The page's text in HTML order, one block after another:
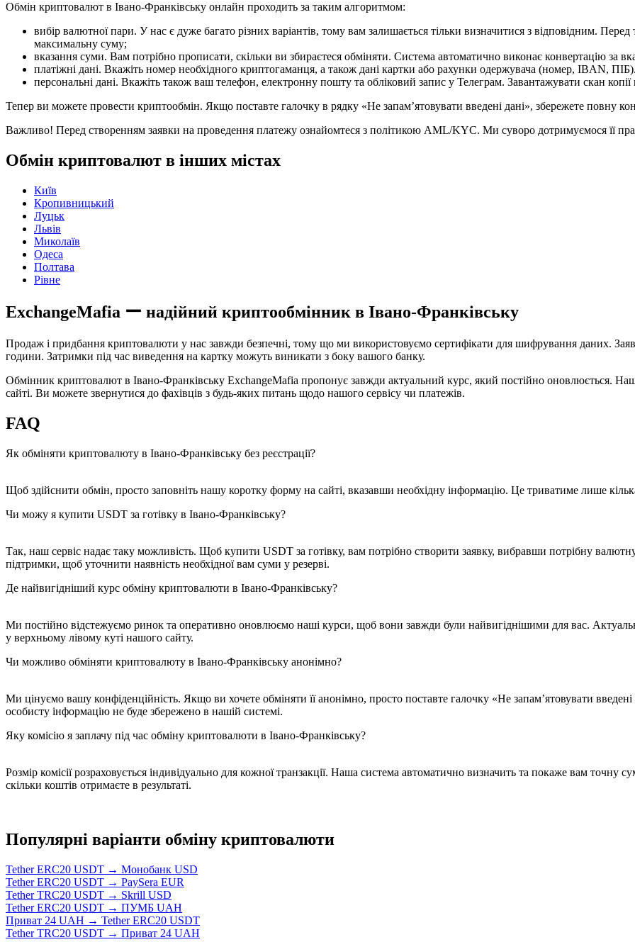
Обмін криптовалют в Івано-Франківську онлайн проходить за таким алгоритмом:
вибір валютної пари. У нас є дуже багато різних варіантів, тому вам залишається тільки визначитися з відповідним.
максимальну суму;
вказання суми. Вам потрібно прописати, скільки ви збираєтеся обміняти. Система автоматично виконає конвертацію за
платіжні дані. Вкажіть номер необхідного криптогаманця, а також дані картки або рахунки одержувача (номер, IBAN,
персональні дані. Вкажіть також ваш телефон, електронну пошту та обліковий запис у Телеграм. Завантажувати скан
Тепер ви можете провести криптообмін. Якщо поставте галочку в рядку «Не запам’ятовувати введені дані», збережете повну
Важливо! Перед створенням заявки на проведення платежу ознайомтеся з політикою AML/KYC. Ми суворо дотримуємося її
Обмін криптовалют в інших містах
Київ
Кропивницький
Луцьк
Львів
Миколаїв
Одеса
Полтава
Рівне
ExchangeMafia ー надійний криптообмінник в Івано-Франківську
Продаж і придбання криптовалюти у нас завжди безпечні, тому що ми використовуємо сертифікати для шифрування даних.
години. Затримки під час виведення на картку можуть виникати з боку вашого банку.
Обмінник криптовалют в Івано-Франківську ExchangeMafia пропонує завжди актуальний курс, який постійно оновлюється.
сайті. Ви можете звернутися до фахівців з будь-яких питань щодо нашого сервісу чи платежів.
FAQ
Як обміняти криптовалюту в Івано-Франківську без реєстрації?
Щоб здійснити обмін, просто заповніть нашу коротку форму на сайті, вказавши необхідну інформацію. Це триватиме лише
Чи можу я купити USDT за готівку в Івано-Франківську?
Так, наш сервіс надає таку можливість. Щоб купити USDT за готівку, вам потрібно створити заявку, вибравши потрібну
підтримки, щоб уточнити наявність необхідної вам суми у резерві.
Де найвигідніший курс обміну криптовалюти в Івано-Франківську?
Ми постійно відстежуємо ринок та оперативно оновлюємо наші курси, щоб вони завжди були найвигіднішими для вас.
у верхньому лівому куті нашого сайту.
Чи можливо обміняти криптовалюту в Івано-Франківську анонімно?
Ми цінуємо вашу конфіденційність. Якщо ви хочете обміняти її анонімно, просто поставте галочку «Не запам’ятовувати
особисту інформацію не буде збережено в нашій системі.
Яку комісію я заплачу під час обміну криптовалюти в Івано-Франківську?
Розмір комісії розраховується індивідуально для кожної транзакції. Наша система автоматично визначить та покаже вам точну
скільки коштів отримаєте в результаті.
Популярні варіанти обміну криптовалюти
Tether ERC20 USDT → Монобанк USD
Tether ERC20 USDT → PaySera EUR
Tether TRC20 USDT → Skrill USD
Tether ERC20 USDT → ПУМБ UAH
Приват 24 UAH → Tether ERC20 USDT
Tether TRC20 USDT → Приват 24 UAH